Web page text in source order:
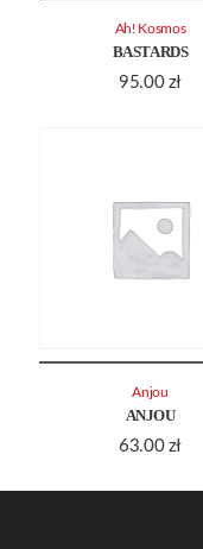
BASTARDS
95.00 zł
Ah! Kosmos
ANJOU
63.00 zł
Anjou